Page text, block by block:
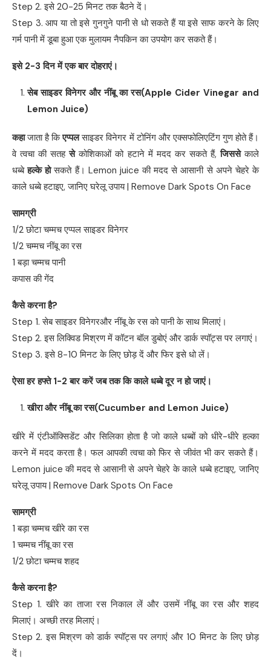
Step 2. इसे 20-25 मिनट तक बैठने दें।
Step 3. आप या तो इसे गुनगुने पानी से धो सकते हैं या इसे साफ करने के लिए
गर्म पानी में डूबा हुआ एक मुलायम नैपकिन का उपयोग कर सकते हैं।
इसे2-3दिन में एक बार दोहराएं।
सेब साइडर विनेगर और नींबू का रस(Apple Cider Vinegar and
Lemon Juice)
कहाजाता है किएप्पलसाइडर विनेगर में टोनिंग और एक्सफोलिएटिंग गुण होते हैं।
वे त्वचा की सतहसेकोशिकाओं को हटाने में मदद कर सकते हैं,जिससेकाले
धब्बेहल्के होसकते हैं। Lemon juice की मदद से आसानी से अपने चेहरे के
काले धब्बे हटाइए, जानिए घरेलू उपाय | Remove Dark Spots On Face
सामग्री
1/2 छोटा चम्मच एप्पल साइडर विनेगर
1/2 चम्मच नींबू का रस
1 बड़ा चम्मच पानी
कपास की गेंद
कैसे करना है?
Step 1. सेब साइडर विनेगरऔर नींबू के रस को पानी के साथ मिलाएं।
Step 2. इस लिक्विड मिश्रण में कॉटन बॉल डुबोएं और डार्क स्पॉट्स पर लगाएं।
Step 3. इसे 8-10 मिनट के लिए छोड़ दें और फिर इसे धो लें।
ऐसा हर हफ्ते1-2बार करें जब तक कि काले धब्बे दूर न हो जाएं।
खीरा और नींबू का रस(Cucumber and Lemon Juice)
खीरे में एंटीऑक्सिडेंट और सिलिका होता है जो काले धब्बों को धीरे-धीरे हल्का
करने में मदद करता है। फल आपकी त्वचा को फिर से जीवंत भी कर सकते हैं।
Lemon juice की मदद से आसानी से अपने चेहरे के काले धब्बे हटाइए, जानिए
घरेलू उपाय | Remove Dark Spots On Face
सामग्री
1 बड़ा चम्मच खीरे का रस
1 चम्मच नींबू का रस
1/2 छोटा चम्मच शहद
कैसे करना है?
Step 1. खीरे का ताजा रस निकाल लें और उसमें नींबू का रस और शहद
मिलाएं। अच्छी तरह मिलाएं।
Step 2. इस मिश्रण को डार्क स्पॉट्स पर लगाएं और 10 मिनट के लिए छोड़
दें।